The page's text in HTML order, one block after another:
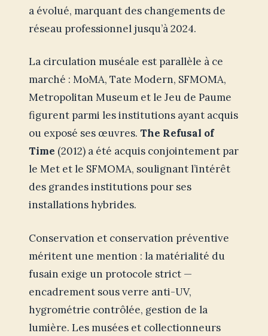
a évolué, marquant des changements de
réseau professionnel jusqu’à 2024.
La circulation muséale est parallèle à ce
marché : MoMA, Tate Modern, SFMOMA,
Metropolitan Museum et le Jeu de Paume
figurent parmi les institutions ayant acquis
ou exposé ses œuvres. The Refusal of
Time (2012) a été acquis conjointement par
le Met et le SFMOMA, soulignant l’intérêt
des grandes institutions pour ses
installations hybrides.
Conservation et conservation préventive
méritent une mention : la matérialité du
fusain exige un protocole strict —
encadrement sous verre anti-UV,
hygrométrie contrôlée, gestion de la
lumière. Les musées et collectionneurs